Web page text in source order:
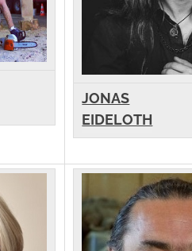
JONAS
EIDELOTH